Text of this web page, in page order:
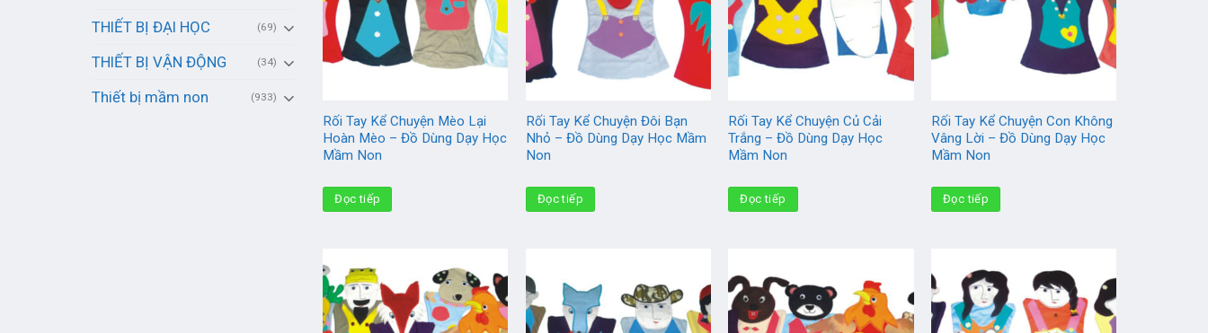
THIẾT BỊ ĐẠI HỌC (69)
THIẾT BỊ VẬN ĐỘNG (34)
Thiết bị mầm non (933)
Rối Tay Kể Chuyện Mèo Lại
Hoàn Mèo – Đồ Dùng Dạy Học
Mầm Non
Đọc tiếp
Rối Tay Kể Chuyện Đôi Bạn
Nhỏ – Đồ Dùng Dạy Học Mầm
Non
Đọc tiếp
Rối Tay Kể Chuyện Củ Cải
Trắng – Đồ Dùng Dạy Học
Mầm Non
Đọc tiếp
Rối Tay Kể Chuyện Con Không
Vâng Lời – Đồ Dùng Dạy Học
Mầm Non
Đọc tiếp